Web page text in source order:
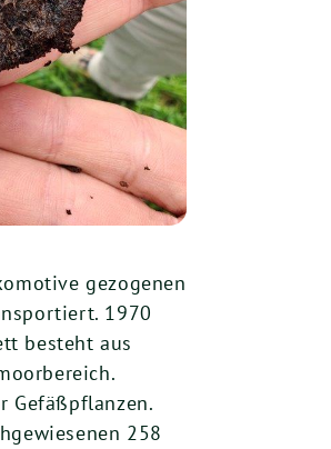
gezogenen
1970
besteht aus
Gefäßpflanzen.
258